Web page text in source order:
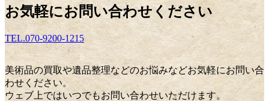
お気軽にお問い合わせください
TEL.070-9200-1215
美術品の買取や遺品整理などのお悩みなどお気軽にお問い合
わせください。
ウェブ上ではいつでもお問い合わせいただけます。